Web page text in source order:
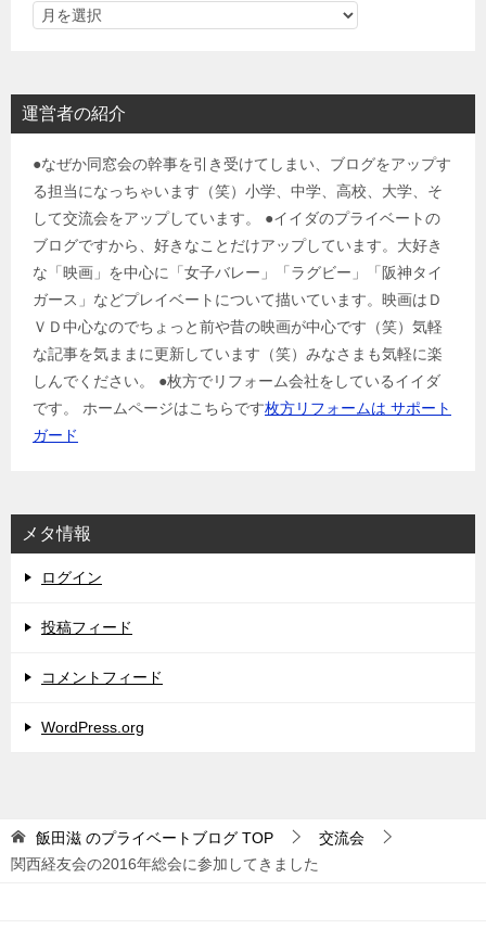
運営者の紹介
●なぜか同窓会の幹事を引き受けてしまい、ブログをアップす
る担当になっちゃいます（笑）小学、中学、高校、大学、そ
して交流会をアップしています。 ●イイダのプライベートの
ブログですから、好きなことだけアップしています。大好き
な「映画」を中心に「女子バレー」「ラグビー」「阪神タイ
ガース」などプレイベートについて描いています。映画はＤ
ＶＤ中心なのでちょっと前や昔の映画が中心です（笑）気軽
な記事を気ままに更新しています（笑）みなさまも気軽に楽
しんでください。 ●枚方でリフォーム会社をしているイイダ
です。 ホームページはこちらです枚方リフォームは サポート
ガード
メタ情報
ログイン
投稿フィード
コメントフィード
WordPress.org
飯田滋 のプライベートブログ TOP
交流会
関西経友会の2016年総会に参加してきました